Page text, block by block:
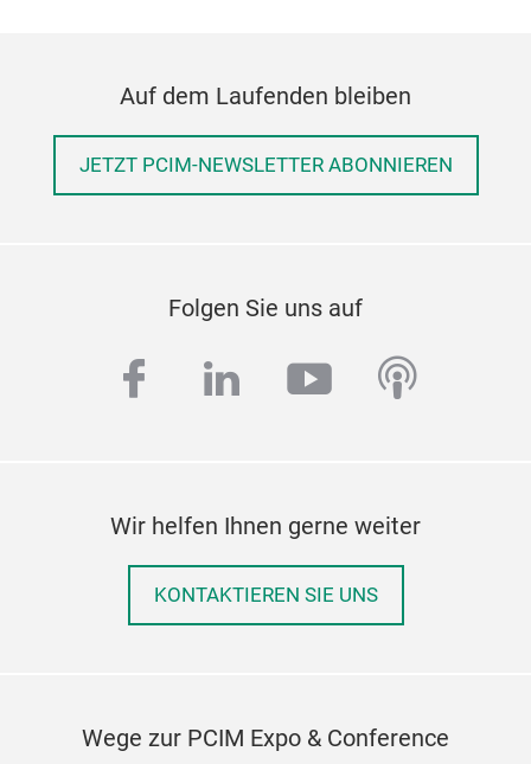
Auf dem Laufenden bleiben
JETZT PCIM-NEWSLETTER ABONNIEREN
Folgen Sie uns auf
facebook
linkedinyoutube
Wir helfen Ihnen gerne weiter
KONTAKTIEREN SIE UNS
Wege zur PCIM Expo & Conference